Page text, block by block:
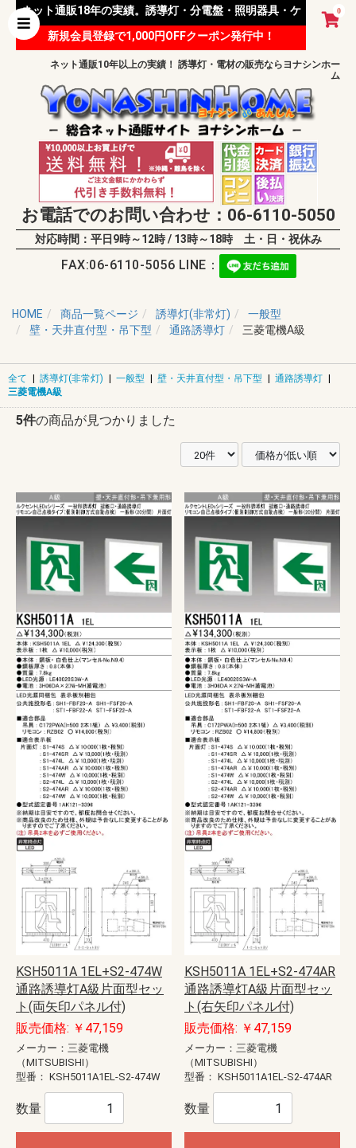
0
ネット通販18年の実績。誘導灯・分電盤・照明器具・ケ
ーブル等 様々な資材を取り扱っています。
新規会員登録で1,000円OFFクーポン発行中！
ネット通販10年以上の実績！ 誘導灯・電材の販売ならヨナシンホー
ム
お電話でのお問い合わせ：06-6110-5050
対応時間：平日9時～12時 / 13時～18時 土・日・祝休み
FAX:06-6110-5056 LINE：
HOME 商品一覧ページ 誘導灯(非常灯)
一般型
壁・天井直付型・吊下型
通路誘導灯 三菱電機A級
全て | 誘導灯(非常灯) | 一般型 | 壁・天井直付型・吊下型 | 通路誘導灯 |
三菱電機A級
5件の商品が見つかりました
KSH5011A 1EL+S2-474W
通路誘導灯A級片面型セッ
ト(両矢印パネル付)
販売価格: ￥47,159
メーカー：三菱電機
（MITSUBISHI）
型番： KSH5011A1EL-S2-474W
数量
KSH5011A 1EL+S2-474AR
通路誘導灯A級片面型セッ
ト(右矢印パネル付)
販売価格: ￥47,159
メーカー：三菱電機
（MITSUBISHI）
型番： KSH5011A1EL-S2-474AR
数量